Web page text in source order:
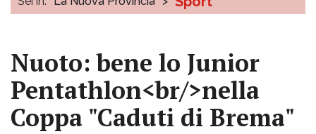
Nuoto: bene lo Junior
Pentathlon<br/>nella
Coppa "Caduti di Brema"